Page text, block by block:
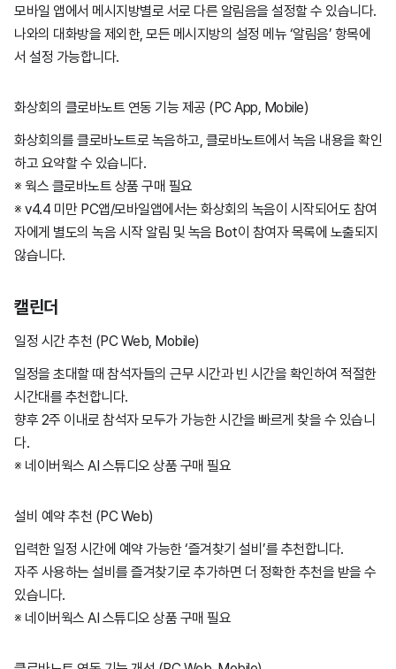
모바일 앱에서 메시지방별로 서로 다른 알림음을 설정할 수 있습니다.
나와의 대화방을 제외한, 모든 메시지방의 설정 메뉴 ‘알림음’ 항목에
서 설정 가능합니다.
화상회의 클로바노트 연동 기능 제공 (PC App, Mobile)
화상회의를 클로바노트로 녹음하고, 클로바노트에서 녹음 내용을 확인
하고 요약할 수 있습니다.
※ 웍스 클로바노트 상품 구매 필요
※ v4.4 미만 PC앱/모바일앱에서는 화상회의 녹음이 시작되어도 참여
자에게 별도의 녹음 시작 알림 및 녹음 Bot이 참여자 목록에 노출되지
않습니다.
캘린더
일정 시간 추천 (PC Web, Mobile)
일정을 초대할 때 참석자들의 근무 시간과 빈 시간을 확인하여 적절한
시간대를 추천합니다.
향후 2주 이내로 참석자 모두가 가능한 시간을 빠르게 찾을 수 있습니
다.
※ 네이버웍스 AI 스튜디오 상품 구매 필요
설비 예약 추천 (PC Web)
입력한 일정 시간에 예약 가능한 ‘즐겨찾기 설비’를 추천합니다.
자주 사용하는 설비를 즐겨찾기로 추가하면 더 정확한 추천을 받을 수
있습니다.
※ 네이버웍스 AI 스튜디오 상품 구매 필요